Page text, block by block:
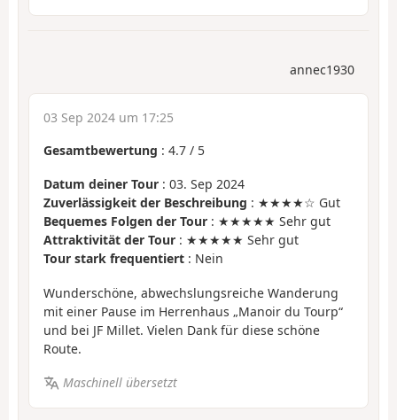
annec1930
03 Sep 2024 um 17:25
Gesamtbewertung : 4.7 / 5
Datum deiner Tour : 03. Sep 2024
Zuverlässigkeit der Beschreibung : ★★★★☆ Gut
Bequemes Folgen der Tour : ★★★★★ Sehr gut
Attraktivität der Tour : ★★★★★ Sehr gut
Tour stark frequentiert : Nein
Wunderschöne, abwechslungsreiche Wanderung
mit einer Pause im Herrenhaus „Manoir du Tourp“
und bei JF Millet. Vielen Dank für diese schöne
Route.
Maschinell übersetzt